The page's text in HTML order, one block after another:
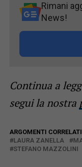
Rimani
News!
Continua a
segui la nostra
ARGOMENTI
LAURA ZANELLA
STEFANO MAZZOLINI